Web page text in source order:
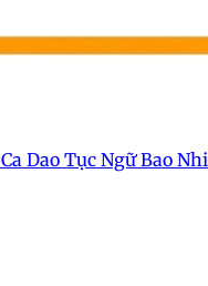
Ca Dao Tục NgữBao